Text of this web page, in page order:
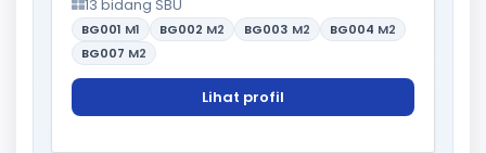
13 bidang SBU
BG001 M1 BG002 M2 BG003 M2 BG004 M2
BG007 M2
Lihat profil